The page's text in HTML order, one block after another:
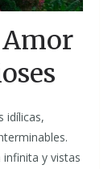
Amor
idílicas,
infinita y vistas